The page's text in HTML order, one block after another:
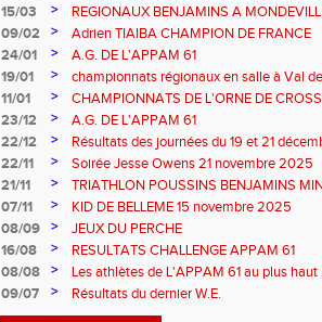
15/03
>
REGIONAUX BENJAMINS A
09/02
>
Adrien TIAIBA CHAMPION DE FRANCE
24/01
>
A.G. DE L'APPAM 61
19/01
>
championnats régionaux en salle à Val
11/01
>
CHAMPIONNATS DE L'ORNE DE
2026 et REGIONAUX D'EPREUVES
23/12 >
A.G. DE L'APPAM 61
22/12
>
Résultats des journées du 19 et 21
22/11
>
Soirée Jesse Owens 21 novembre 2025
21/11
>
TRIATHLON POUSSINS BENJAMINS
07/11
>
KID DE BELLEME 15 novembre 2025
08/09
>
JEUX DU PERCHE
16/08
>
RESULTATS CHALLENGE APPAM 61
08/08
>
Les athlètes de L'APPAM 61 au plus
09/07
> Résultats du dernier W.E.